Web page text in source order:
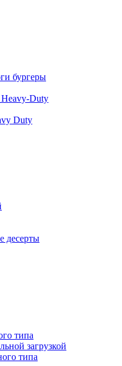
бургеры
Duty
Duty
десерты
типа
загрузкой
типа